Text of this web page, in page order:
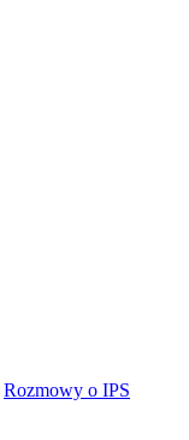
Rozmowy o IPS